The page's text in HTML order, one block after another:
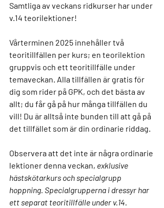
Samtliga av veckans ridkurser har under
v.14 teorilektioner!
Vårterminen 2025 innehåller två
teoritillfällen per kurs; en teorilektion
gruppvis och ett teoritillfälle under
temaveckan. Alla tillfällen är gratis för
dig som rider på GPK, och det bästa av
allt; du får gå på hur många tillfällen du
vill! Du är alltså inte bunden till att gå på
det tillfället som är din ordinarie riddag.
Observera att det inte är några ordinarie
lektioner denna veckan, exklusive
hästskötarkurs och specialgrupp
hoppning. Specialgrupperna i dressyr har
ett separat teoritillfälle under v.14.